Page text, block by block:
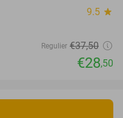
9.5 star
Regulier €37,50
€28,50